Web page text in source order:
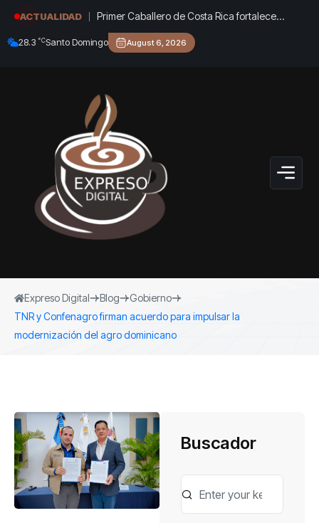
ACTUALIDAD
Primer Caballero de Costa Rica fortalece
agenda deportiva en República Dominicana
durante los Juegos Centroamericanos y del
28.3 °CSanto Domingo August 6, 2026
Expreso Digital Blog
Gobierno
TNR y Confenagro firman acuerdo para impulsar la
modernización del agro dominicano
Buscador